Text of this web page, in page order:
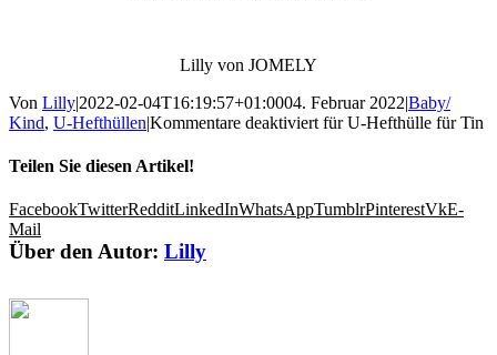
Lilly von JOMELY
Von Lilly|2022-02-04T16:19:57+01:0004. Februar 2022|Baby/
Kind, U-Hefthüllen|Kommentare deaktiviert für U-Hefthülle für Tin
Teilen Sie diesen Artikel!
FacebookTwitterRedditLinkedInWhatsAppTumblrPinterestVkE-
Mail
Über den Autor: Lilly